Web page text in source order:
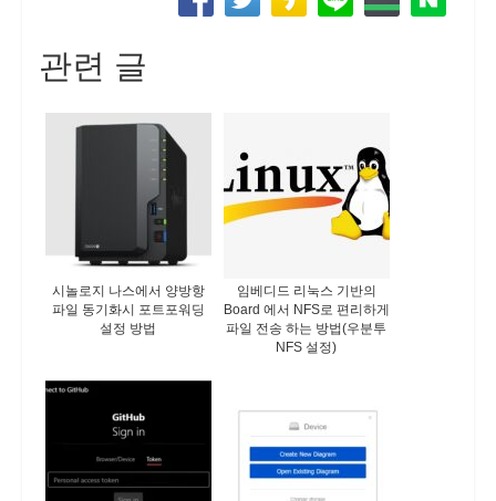
관련 글
시놀로지 나스에서 양방항
파일 동기화시 포트포워딩
설정 방법
임베디드 리눅스 기반의
Board 에서 NFS로 편리하게
파일 전송 하는 방법(우분투
NFS 설정)